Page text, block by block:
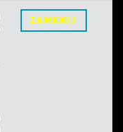
ZAMKNIJ